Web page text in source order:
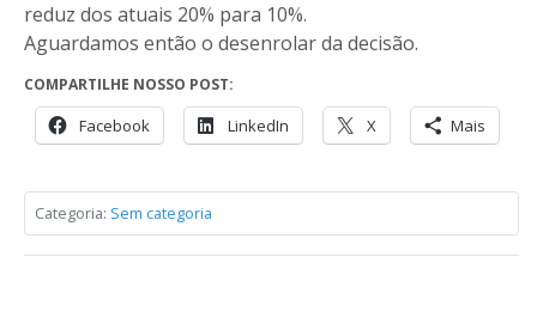
reduz dos atuais 20% para 10%.
Aguardamos então o desenrolar da decisão.
COMPARTILHE NOSSO POST:
Facebook LinkedIn X Mais
Categoria: Sem categoria